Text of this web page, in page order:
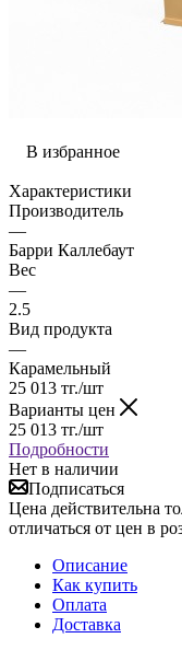
В избранное
Характеристики
Производитель
—
Барри Каллебаут
Вес
—
2.5
Вид продукта
—
Карамельный
25 013 тг./шт
Варианты цен
25 013 тг./шт
Подробности
Нет в наличии
Подписаться
Цена действительна
отличаться от цен в
Описание
Как купить
Оплата
Доставка